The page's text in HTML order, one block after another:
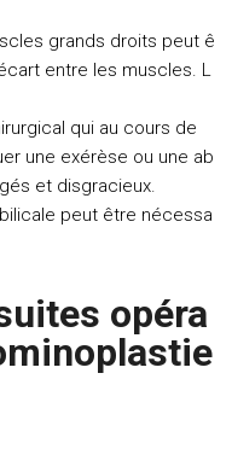
grands droits peut ê
entre les muscles. L
qui au cours de
une exérèse ou une ab
et disgracieux.
peut être nécessa
opéra